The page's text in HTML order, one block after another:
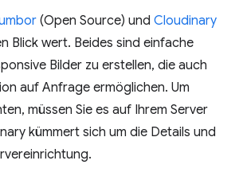
(Open Source) und Cloudinary
Blick wert. Beides sind einfache
Bilder zu erstellen, die auch
auf Anfrage ermöglichen. Um
müssen Sie es auf Ihrem Server
kümmert sich um die Details und